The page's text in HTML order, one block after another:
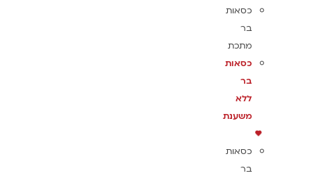
כסאות
בר
מתכת
כסאות
בר
ללא
משענת
כסאות
בר